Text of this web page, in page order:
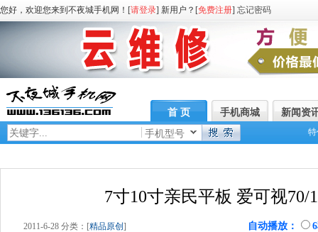
您好，欢迎您来到不夜城手机网！[请登录] 新用户？[免费注册] 忘记密码
首 页 手机商城
新闻资
手机型号
7寸10寸亲民平板 爱可视70/
2011-6-28 分类：[精品原创 ] 自动播放：